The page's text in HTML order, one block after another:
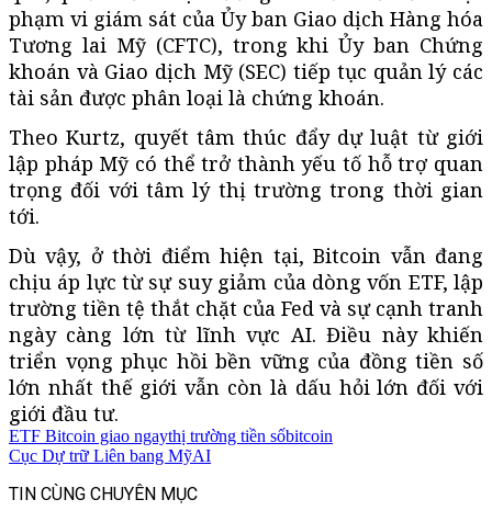
phạm vi giám sát của Ủy ban Giao dịch Hàng hóa
Tương lai Mỹ (CFTC), trong khi Ủy ban Chứng
khoán và Giao dịch Mỹ (SEC) tiếp tục quản lý các
tài sản được phân loại là chứng khoán.
Theo Kurtz, quyết tâm thúc đẩy dự luật từ giới
lập pháp Mỹ có thể trở thành yếu tố hỗ trợ quan
trọng đối với tâm lý thị trường trong thời gian
tới.
Dù vậy, ở thời điểm hiện tại, Bitcoin vẫn đang
chịu áp lực từ sự suy giảm của dòng vốn ETF, lập
trường tiền tệ thắt chặt của Fed và sự cạnh tranh
ngày càng lớn từ lĩnh vực AI. Điều này khiến
triển vọng phục hồi bền vững của đồng tiền số
lớn nhất thế giới vẫn còn là dấu hỏi lớn đối với
giới đầu tư.
ETF Bitcoin giao ngaythị trường tiền sốbitcoin
Cục Dự trữ Liên bang MỹAI
TIN CÙNG CHUYÊN MỤC